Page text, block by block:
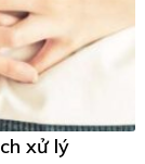
xử lý